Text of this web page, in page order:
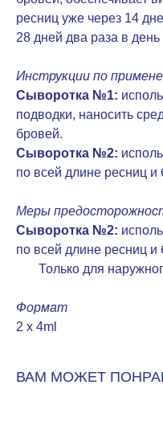
ресниц уже через 14
28 дней два раза в
Инструкции по
Сыворотка №1:
подводки, наносить
бровей.
Сыворотка №2:
по всей длине ресниц и
Меры
Сыворотка №2:
по всей длине ресниц и
Только для
Формат
2 x 4ml
ВАМ МОЖЕТ